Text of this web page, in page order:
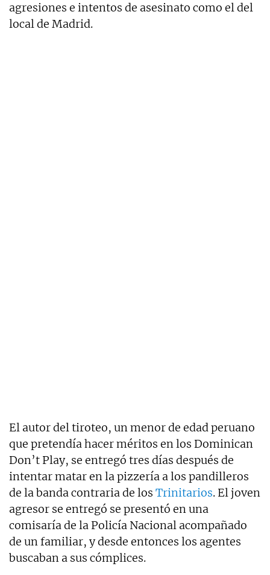
agresiones e intentos de asesinato como el del
local de Madrid.
El autor del tiroteo, un menor de edad peruano
que pretendía hacer méritos en los Dominican
Don’t Play, se entregó tres días después de
intentar matar en la pizzería a los pandilleros
de la banda contraria de los Trinitarios. El joven
agresor se entregó se presentó en una
comisaría de la Policía Nacional acompañado
de un familiar, y desde entonces los agentes
buscaban a sus cómplices.